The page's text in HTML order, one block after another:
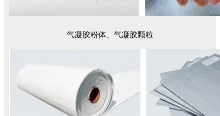
气凝胶粉体、气凝胶颗粒